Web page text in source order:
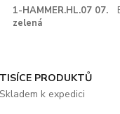
1-HAMMER.HL.07 07.
zelená
TISÍCE PRODUKTŮ
Skladem k expedici